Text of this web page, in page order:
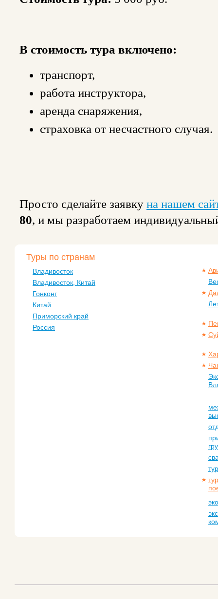
В стоимость тура включено:
транспорт,
работа инструктора,
аренда снаряжения,
страховка от несчастного случая.
Просто сделайте заявку на нашем
80, и мы разработаем
Туры по странам
Владивосток
Владивосток, Китай
Гонконг
Китай
Приморский край
Россия